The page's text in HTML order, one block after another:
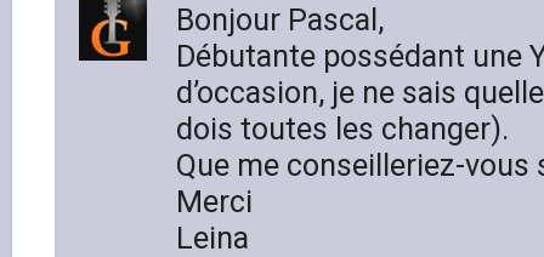
Bonjour Pascal,
Débutante possédant une
d’occasion, je ne sais
dois toutes les changer).
Que me conseilleriez-vous
Merci
Leina